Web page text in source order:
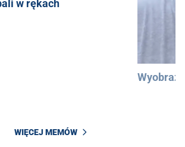
w rękach
WIĘCEJ MEMÓW